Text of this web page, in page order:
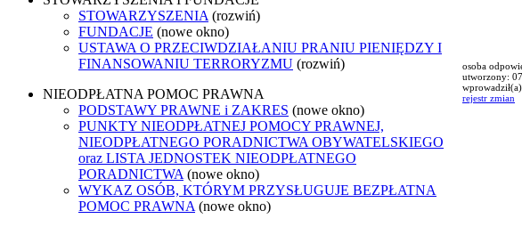
STOWARZYSZENIA (rozwiń)
FUNDACJE (nowe okno)
USTAWA O PRZECIWDZIAŁANIU PRANIU PIENIĘDZY I
FINANSOWANIU TERRORYZMU (rozwiń)
NIEODPŁATNA POMOC PRAWNA
PODSTAWY PRAWNE i ZAKRES (nowe okno)
PUNKTY NIEODPŁATNEJ POMOCY PRAWNEJ,
NIEODPŁATNEGO PORADNICTWA OBYWATELSKIEGO
oraz LISTA JEDNOSTEK NIEODPŁATNEGO
PORADNICTWA (nowe okno)
WYKAZ OSÓB, KTÓRYM PRZYSŁUGUJE BEZPŁATNA
POMOC PRAWNA (nowe okno)
osoba
utworzony:
rejestr zmian